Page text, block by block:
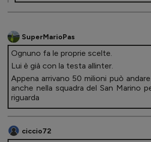
SuperMarioPas
Ognuno fa le proprie scelte.
Lui è già con la testa allinter.
Appena arrivano 50 milioni può
anche nella squadra del San Marino
riguarda
ciccio72